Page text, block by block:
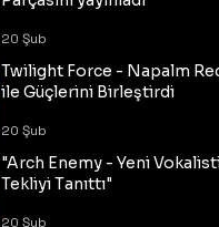
20 Şub
Twilight Force - Napalm
ile Güçlerini Birleştirdi
20 Şub
"Arch Enemy - Yeni
Tekliyi Tanıttı"
20 Şub